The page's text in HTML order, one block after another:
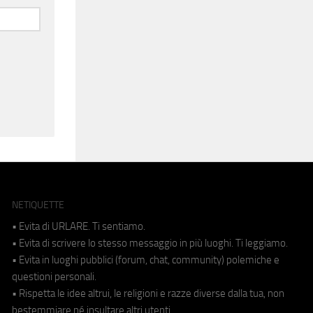
NETIQUETTE
• Evita di URLARE. Ti sentiamo.
• Evita di scrivere lo stesso messaggio in più luoghi. Ti leggiamo.
• Evita in luoghi pubblici (forum, chat, community) polemiche e
questioni personali.
• Rispetta le idee altrui, le religioni e razze diverse dalla tua, non
bestemmiare né insultare altri utenti.